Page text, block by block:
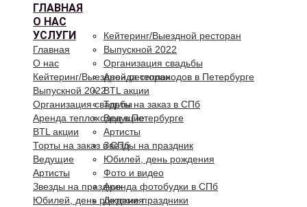
ГЛАВНАЯ
О НАС
УСЛУГИ
Кейтеринг/Выездной ресторан
Выпускной 2022
Организация свадьбы
Аренда теплоходов в Петербурге
BTL акции
Торты на заказ в СПб
Ведущие
Артисты
Звезды на праздник
Юбилей, день рождения
Фото и видео
Аренда фотобудки в СПб
Детские праздники
Главная
О нас
Кейтеринг/Выездной ресторан
Выпускной 2022
Организация свадьбы
Аренда теплоходов в Петербурге
BTL акции
Торты на заказ в СПб
Ведущие
Артисты
Звезды на праздник
Юбилей, день рождения